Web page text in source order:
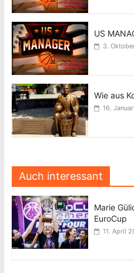
US
3.
Wie aus
16.
Auch interessant
Marie
EuroCup
11. April